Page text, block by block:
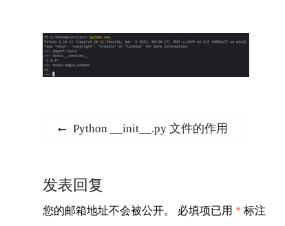
文
导
航
Previous
Python __init__.py 文件的作用
发表回复
您的邮箱地址不会被公开。 必填项已用 * 标注